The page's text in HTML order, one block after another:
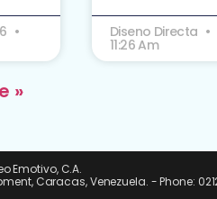
Diseno Directa
11:26 Am
»
Emotivo, C.A.
Caracas, Venezuela. - Phone: